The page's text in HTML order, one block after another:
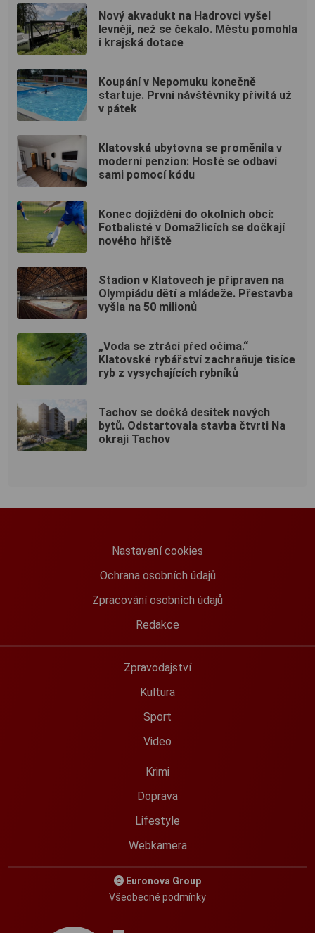
Nový akvadukt na Hadrovci vyšel
levněji, než se čekalo. Městu pomohla
i krajská dotace
Koupání v Nepomuku konečně
startuje. První návštěvníky přivítá už
v pátek
Klatovská ubytovna se proměnila v
moderní penzion: Hosté se odbaví
sami pomocí kódu
Konec dojíždění do okolních obcí:
Fotbalisté v Domažlicích se dočkají
nového hřiště
Stadion v Klatovech je připraven na
Olympiádu dětí a mládeže. Přestavba
vyšla na 50 milionů
„Voda se ztrácí před očima.“
Klatovské rybářství zachraňuje tisíce
ryb z vysychajících rybníků
Tachov se dočká desítek nových
bytů. Odstartovala stavba čtvrti Na
okraji Tachov
Nastavení cookies
Ochrana osobních údajů
Zpracování osobních údajů
Redakce
Zpravodajství
Kultura
Sport
Video
Krimi
Doprava
Lifestyle
Webkamera
Euronova Group
Všeobecné podmínky